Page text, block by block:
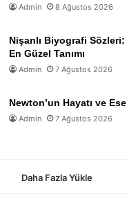
Admin 8 Ağustos 2026
Nişanlı Biyografi Sözleri:
En Güzel Tanımı
Admin 7 Ağustos 2026
Newton’un Hayatı ve
Admin 7 Ağustos 2026
Daha Fazla Yükle